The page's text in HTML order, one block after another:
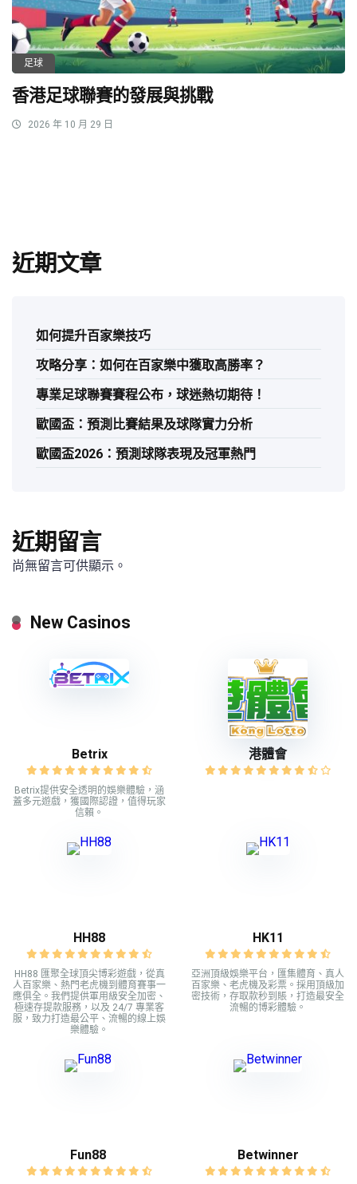
足球
香港足球聯賽的發展與挑戰
2026 年 10 月 29 日
近期文章
如何提升百家樂技巧
攻略分享：如何在百家樂中獲取高勝率？
專業足球聯賽賽程公布，球迷熱切期待！
歐國盃：預測比賽結果及球隊實力分析
歐國盃2026：預測球隊表現及冠軍熱門
近期留言
尚無留言可供顯示。
New Casinos
Betrix
Betrix提供安全透明的娛樂體驗，涵
蓋多元遊戲，獲國際認證，值得玩家
信賴。
港體會
HH88
HH88 匯聚全球頂尖博彩遊戲，從真
人百家樂、熱門老虎機到體育賽事一
應俱全。我們提供軍用級安全加密、
極速存提款服務，以及 24/7 專業客
服，致力打造最公平、流暢的線上娛
樂體驗。
HK11
亞洲頂級娛樂平台，匯集體育、真人
百家樂、老虎機及彩票。採用頂級加
密技術，存取款秒到賬，打造最安全
流暢的博彩體驗。
Fun88 Betwinner